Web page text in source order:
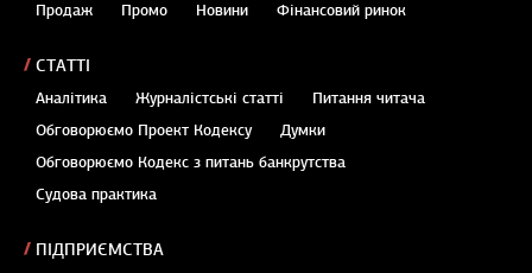
Продаж
Промо Новини Фінансовий ринок
СТАТТІ
Аналітика Журналістські статті
Питання читача
Обговорюємо Проект Кодексу
Думки
Обговорюємо Кодекс з питань банкрутства
Судова практика
ПІДПРИЄМСТВА